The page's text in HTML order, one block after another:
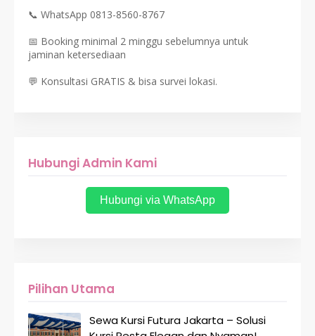
📞 WhatsApp 0813-8560-8767
📅 Booking minimal 2 minggu sebelumnya untuk
jaminan ketersediaan
💬 Konsultasi GRATIS & bisa survei lokasi.
Hubungi Admin Kami
Hubungi via WhatsApp
Pilihan Utama
Sewa Kursi Futura Jakarta – Solusi